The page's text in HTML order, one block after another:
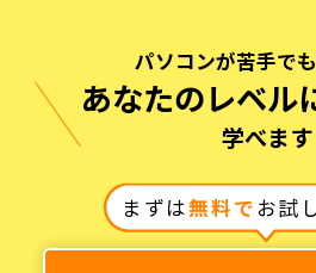
パソコンが苦手で
あなたのレベル
学べます
まずは無料でお試